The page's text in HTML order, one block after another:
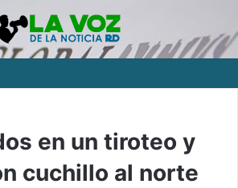
en un tiroteo y
cuchillo al norte